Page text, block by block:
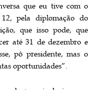
que eu tive com o
pela diplomação do
que isso pode, que
até 31 de dezembro e
pô presidente, mas o
oportunidades”.